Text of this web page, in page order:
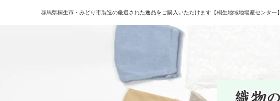
群馬県桐生市・みどり市製造の厳選された逸品をご購入いただけます【桐生地域地場産センター】